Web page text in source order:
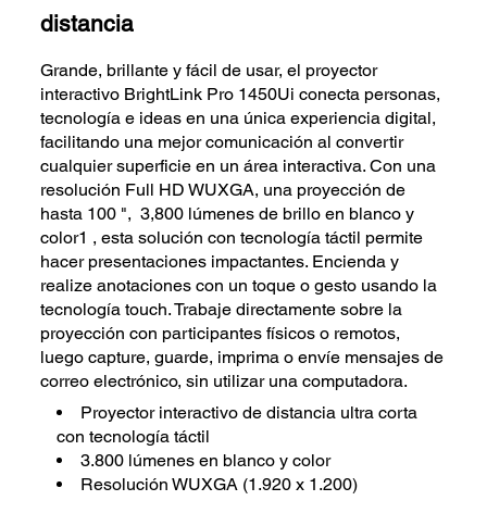
distancia
Grande, brillante y fácil de usar, el proyector
interactivo BrightLink Pro 1450Ui conecta personas,
tecnología e ideas en una única experiencia digital,
facilitando una mejor comunicación al convertir
cualquier superficie en un área interactiva. Con una
resolución Full HD WUXGA, una proyección de
hasta 100 ", 3,800 lúmenes de brillo en blanco y
color1 , esta solución con tecnología táctil permite
hacer presentaciones impactantes. Encienda y
realize anotaciones con un toque o gesto usando la
tecnología touch. Trabaje directamente sobre la
proyección con participantes físicos o remotos,
luego capture, guarde, imprima o envíe mensajes de
correo electrónico, sin utilizar una computadora.
Proyector interactivo de distancia ultra corta
con tecnología táctil
3.800 lúmenes en blanco y color
Resolución WUXGA (1.920 x 1.200)